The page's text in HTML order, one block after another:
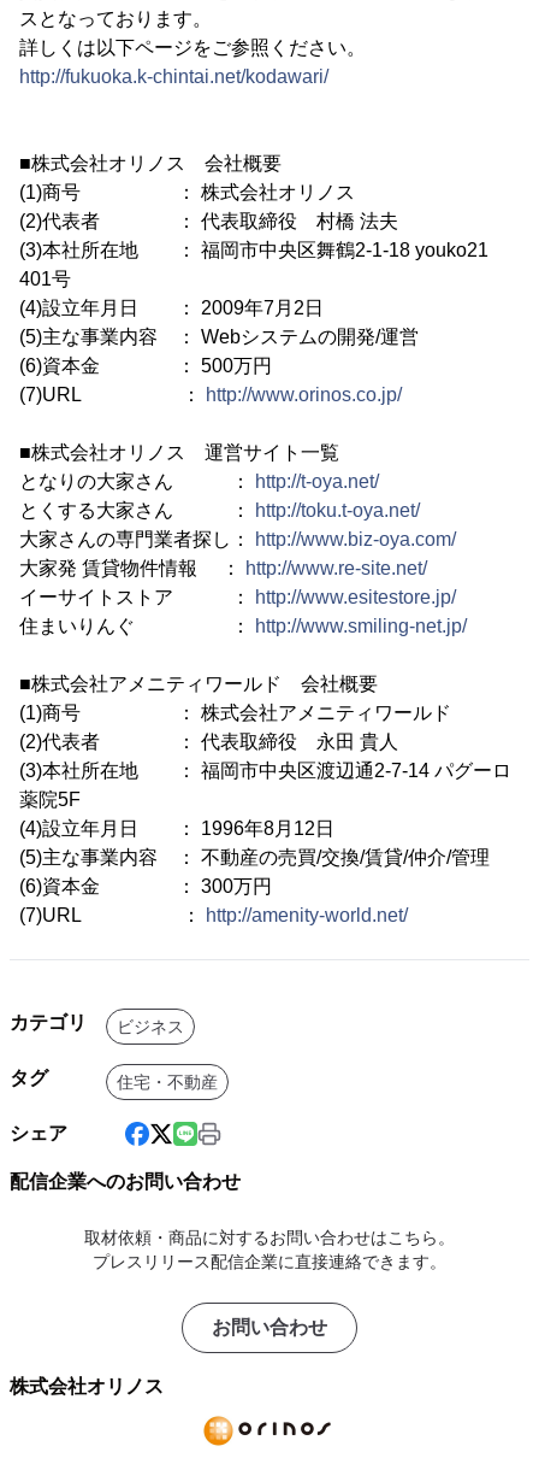
スとなっております。
詳しくは以下ページをご参照ください。
http://fukuoka.k-chintai.net/kodawari/
■株式会社オリノス 会社概要
(1)商号 ： 株式会社オリノス
(2)代表者 ： 代表取締役 村橋 法夫
(3)本社所在地 ： 福岡市中央区舞鶴2-1-18 youko21
401号
(4)設立年月日 ： 2009年7月2日
(5)主な事業内容 ： Webシステムの開発/運営
(6)資本金 ： 500万円
(7)URL ：
http://www.orinos.co.jp/
■株式会社オリノス 運営サイト一覧
となりの大家さん ：
http://t-oya.net/
とくする大家さん ：
http://toku.t-oya.net/
大家さんの専門業者探し：
http://www.biz-oya.com/
大家発 賃貸物件情報 ：
http://www.re-site.net/
イーサイトストア ：
http://www.esitestore.jp/
住まいりんぐ ：
http://www.smiling-net.jp/
■株式会社アメニティワールド 会社概要
(1)商号 ： 株式会社アメニティワールド
(2)代表者 ： 代表取締役 永田 貴人
(3)本社所在地 ： 福岡市中央区渡辺通2-7-14 パグーロ
薬院5F
(4)設立年月日 ： 1996年8月12日
(5)主な事業内容 ： 不動産の売買/交換/賃貸/仲介/管理
(6)資本金 ： 300万円
(7)URL ：
http://amenity-world.net/
カテゴリ ビジネス
タグ 住宅・不動産
シェア
配信企業へのお問い合わせ
取材依頼・商品に対するお問い合わせはこちら。
プレスリリース配信企業に直接連絡できます。
お問い合わせ
株式会社オリノス